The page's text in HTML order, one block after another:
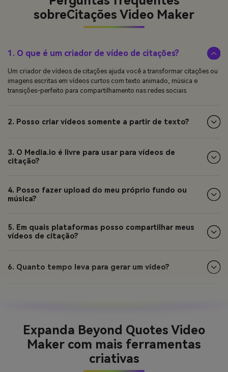
sobreCitações Video Maker
1. O que é um criador de vídeo de citações?
Um criador de vídeos de citações ajuda você a transformar citações ou
imagens escritas em vídeos curtos com texto animado, música e
transições-perfeito para compartilhamento nas redes sociais.
2. Posso criar vídeos somente a partir de texto?
3. O Media.io é livre para usar para vídeos de
citação?
4. Posso fazer upload do meu próprio fundo ou
música?
5. Em quais plataformas posso compartilhar meus
vídeos de citação?
6. Quanto tempo leva para gerar um vídeo?
Expanda Beyond Quotes Video
Maker com mais ferramentas
criativas